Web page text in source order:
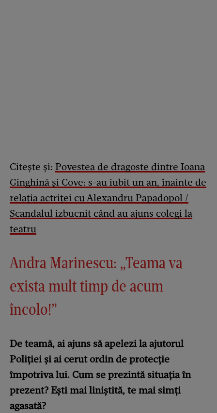
Citește și: Povestea de dragoste dintre Ioana
Ginghină și Cove: s-au iubit un an, înainte de
relația actriței cu Alexandru Papadopol /
Scandalul izbucnit când au ajuns colegi la
teatru
Andra Marinescu: „Teama va
exista mult timp de acum
încolo!”
De teamă, ai ajuns să apelezi la ajutorul
Poliției și ai cerut ordin de protecție
împotriva lui. Cum se prezintă situația în
prezent? Ești mai liniștită, te mai simți
agasată?